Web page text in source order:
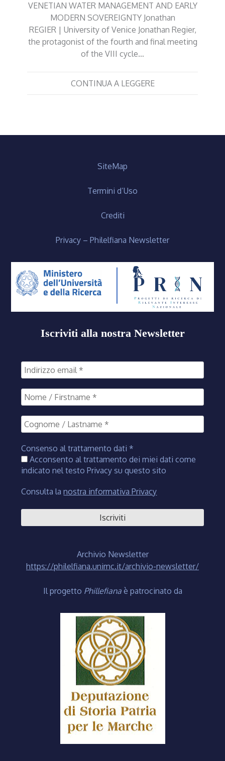
VENETIAN WATER MANAGEMENT AND EARLY
MODERN SOVEREIGNTY Jonathan
REGIER | University of Venice Jonathan Regier,
the protagonist of the fourth and final meeting
of the VIII cycle…
CONTINUA A LEGGERE
SiteMap
Termini d’Uso
Crediti
Privacy – Philelfiana Newsletter
Iscriviti alla nostra Newsletter
Consenso al trattamento dati *
Acconsento al trattamento dei miei dati come
indicato nel testo Privacy su questo sito
Consulta lanostra informativa Privacy
Archivio Newsletter
https://philelfiana.unimc.it/archivio-newsletter/
Il progetto Phillefiana è patrocinato da